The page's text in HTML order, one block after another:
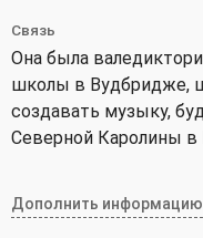
Связь
Она была
школы в Вудбридже,
создавать музыку,
Северной Каролины в
Дополнить